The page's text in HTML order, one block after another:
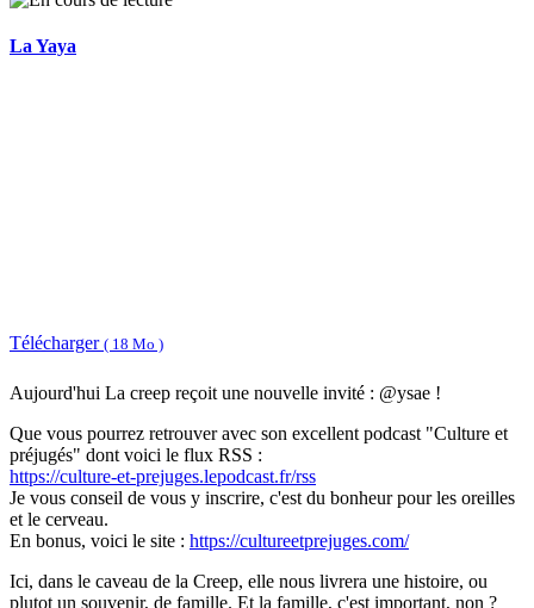
La Yaya
Télécharger ( 18 Mo )
Aujourd'hui La creep reçoit une nouvelle invité : @ysae !
Que vous pourrez retrouver avec son excellent podcast "Culture et
préjugés" dont voici le flux RSS :
https://culture-et-prejuges.lepodcast.fr/rss
Je vous conseil de vous y inscrire, c'est du bonheur pour les oreilles
et le cerveau.
En bonus, voici le site : https://cultureetprejuges.com/
Ici, dans le caveau de la Creep, elle nous livrera une histoire, ou
plutot un souvenir, de famille. Et la famille, c'est important, non ?